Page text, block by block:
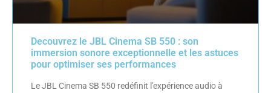
Decouvrez le JBL Cinema SB 550 : son
immersion sonore exceptionnelle et les astuces
pour optimiser ses performances
Le JBL Cinema SB 550 redéfinit l'expérience audio à